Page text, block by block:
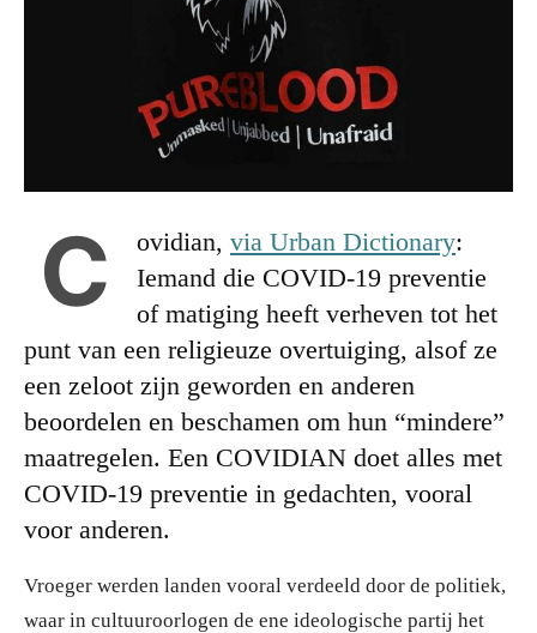
C ovidian, via Urban Dictionary:
Iemand die COVID-19 preventie
of matiging heeft verheven tot het
punt van een religieuze overtuiging, alsof ze
een zeloot zijn geworden en anderen
beoordelen en beschamen om hun “mindere”
maatregelen. Een COVIDIAN doet alles met
COVID-19 preventie in gedachten, vooral
voor anderen.
Vroeger werden landen vooral verdeeld door de politiek,
waar in cultuuroorlogen de ene ideologische partij het